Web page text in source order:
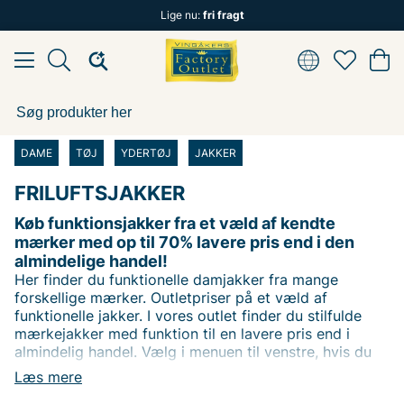
Lige nu: fri fragt
DAME TØJ YDERTØJ JAKKER
FRILUFTSJAKKER
Læs mere
Køb funktionsjakker fra et væld af kendte
mærker med op til 70% lavere pris end i den
almindelige handel!
Her finder du funktionelle damjakker fra mange
forskellige mærker. Outletpriser på et væld af
funktionelle jakker. I vores outlet finder du stilfulde
mærkejakker med funktion til en lavere pris end i
almindelig handel. Vælg i menuen til venstre, hvis du
leder efter en særlig type overdel. I menuen vælger du
nemt, hvilken type produkt du leder efter. Eller brug